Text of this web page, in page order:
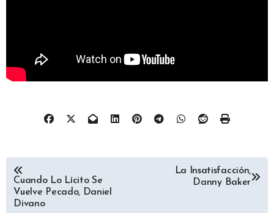
Navegación
de
Cuando Lo Lícito Se
Vuelve Pecado, Daniel
Divano
La Insatisfacción,
Danny Baker